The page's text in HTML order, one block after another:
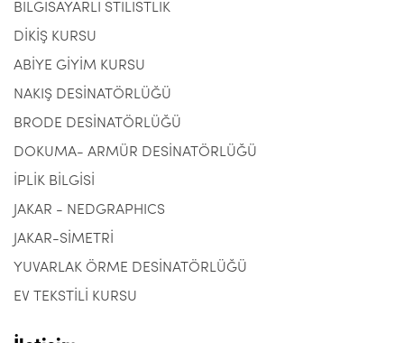
BİLGİSAYARLI STİLİSTLİK
DİKİŞ KURSU
ABİYE GİYİM KURSU
NAKIŞ DESİNATÖRLÜĞÜ
BRODE DESİNATÖRLÜĞÜ
DOKUMA- ARMÜR DESİNATÖRLÜĞÜ
İPLİK BİLGİSİ
JAKAR - NEDGRAPHICS
JAKAR-SİMETRİ
YUVARLAK ÖRME DESİNATÖRLÜĞÜ
EV TEKSTİLİ KURSU